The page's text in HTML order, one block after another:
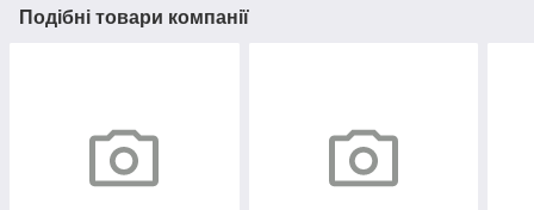
Подібні товари компанії